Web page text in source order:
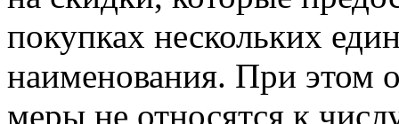
покупках нескольких
наименования. При этом
меры не относятся к